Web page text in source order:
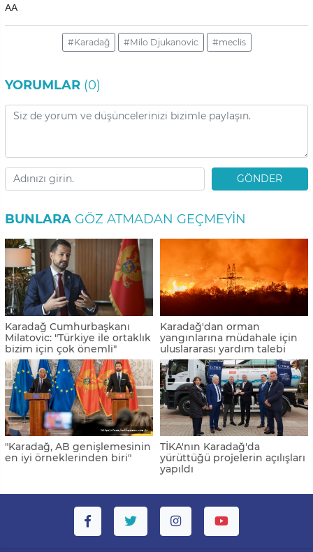
AA
#Karadağ #Milo Djukanovic #meclis
YORUMLAR (0)
GÖNDER
BUNLARA GÖZ ATMADAN GEÇMEYIN
Karadağ Cumhurbaşkanı
Milatovic: "Türkiye ile ortaklık
bizim için çok önemli"
Karadağ'dan orman
yangınlarına müdahale için
uluslararası yardım talebi
"Karadağ, AB genişlemesinin
en iyi örneklerinden biri"
TİKA'nın Karadağ'da
yürüttüğü projelerin açılışları
yapıldı